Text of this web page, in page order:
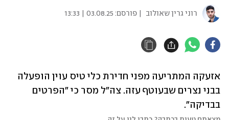
רוני גרין שאולוב | פורסם: 03.08.25 | 13:33
בבדיקה".